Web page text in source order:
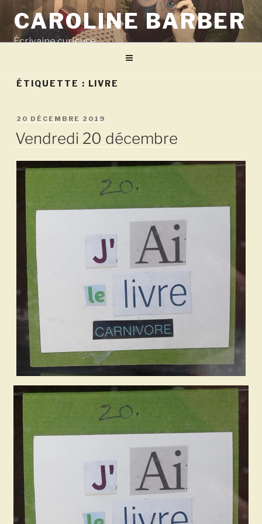
contenu
CAROLINE BARBER
Écrivaine curieuse
ÉTIQUETTE : LIVRE
PUBLIÉ
LE
20 DÉCEMBRE 2019
Vendredi 20 décembre